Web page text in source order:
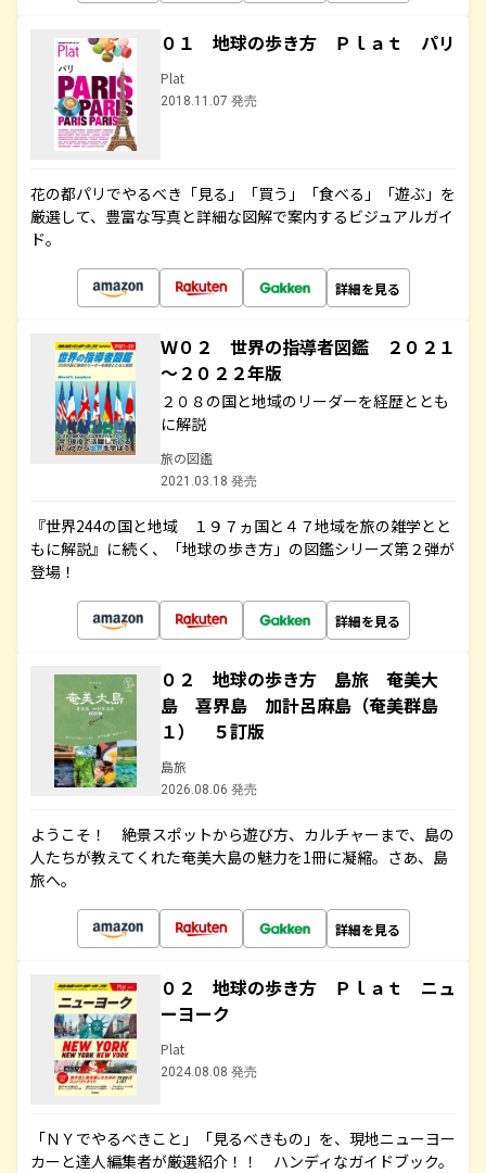
０１ 地球の歩き方 Ｐｌａｔ パリ
Plat
2018.11.07 発売
花の都パリでやるべき「見る」「買う」「食べる」「遊ぶ」を
厳選して、豊富な写真と詳細な図解で案内するビジュアルガイ
ド。
詳細を見る
Ｗ０２ 世界の指導者図鑑 ２０２１
～２０２２年版
２０８の国と地域のリーダーを経歴ととも
に解説
旅の図鑑
2021.03.18 発売
『世界244の国と地域 １９７ヵ国と４７地域を旅の雑学とと
もに解説』に続く、「地球の歩き方」の図鑑シリーズ第２弾が
登場！
詳細を見る
０２ 地球の歩き方 島旅 奄美大
島 喜界島 加計呂麻島（奄美群島
１） ５訂版
島旅
2026.08.06 発売
ようこそ！ 絶景スポットから遊び方、カルチャーまで、島の
人たちが教えてくれた奄美大島の魅力を1冊に凝縮。さあ、島
旅へ。
詳細を見る
０２ 地球の歩き方 Ｐｌａｔ ニュ
ーヨーク
Plat
2024.08.08 発売
「ＮＹでやるべきこと」「見るべきもの」を、現地ニューヨー
カーと達人編集者が厳選紹介！！ ハンディなガイドブック。